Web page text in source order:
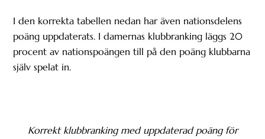
I den korrekta tabellen nedan har även nationsdelens
poäng uppdaterats. I damernas klubbranking läggs 20
procent av nationspoängen till på den poäng klubbarna
själv spelat in.
Korrekt klubbranking med uppdaterad poäng för